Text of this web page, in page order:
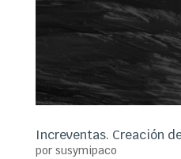
Increventas. Creación
por susymipaco